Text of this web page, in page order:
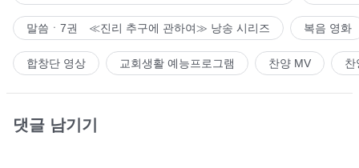
말씀ㆍ7권 ≪진리 추구에 관하여≫ 낭송 시리즈 복음 영화
합창단 영상 교회생활 예능프로그램 찬양 MV 찬
댓글 남기기